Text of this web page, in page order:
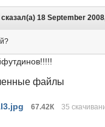
18 September
файлы
67.42К 35